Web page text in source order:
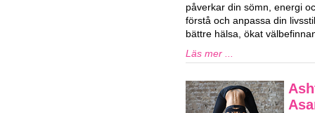
påverkar din sömn, energi
förstå och anpassa din
bättre hälsa, ökat
Läs mer ...